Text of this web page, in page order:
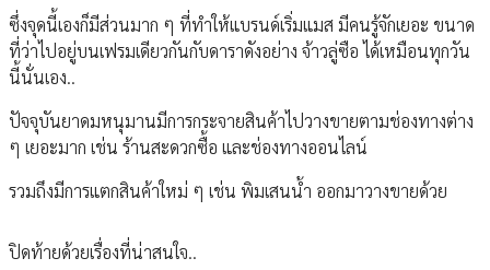
ซึ่งจุดนี้เองก็มีส่วนมาก ๆ ที่ทำให้แบรนด์เริ่มแมส มีคนรู้จักเยอะ ขนาด
ที่ว่าไปอยู่บนเฟรมเดียวกันกับดาราดังอย่าง จ้าวลู่ซือ ได้เหมือนทุกวัน
นี้นั่นเอง..
ปัจจุบันยาดมหนุมานมีการกระจายสินค้าไปวางขายตามช่องทางต่าง
ๆ เยอะมาก เช่น ร้านสะดวกซื้อ และช่องทางออนไลน์
รวมถึงมีการแตกสินค้าใหม่ ๆ เช่น พิมเสนน้ำ ออกมาวางขายด้วย
ปิดท้ายด้วยเรื่องที่น่าสนใจ..